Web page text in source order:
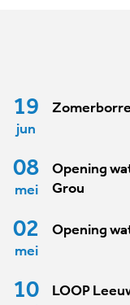
19
jun
08
mei
Opening
Grou
02
mei
Opening
10 LOOP